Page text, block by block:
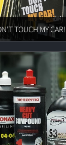
!DON'T TOUCH MY CAR